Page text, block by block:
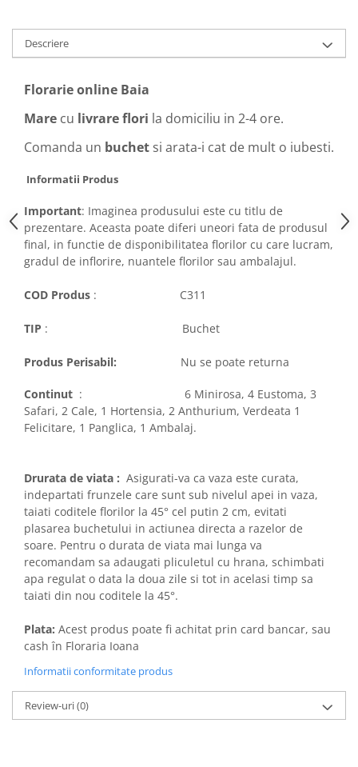
Descriere
Florarie online Baia
Mare cu livrare flori la domiciliu in 2-4 ore.
Comanda un buchet si arata-i cat de mult o iubesti.
Informatii Produs
Important: Imaginea produsului este cu titlu de
prezentare. Aceasta poate diferi uneori fata de produsul
final, in functie de disponibilitatea florilor cu care lucram,
gradul de inflorire, nuantele florilor sau ambalajul.
COD Produs : C311
TIP : Buchet
Produs Perisabil: Nu se poate returna
Continut : 6 Minirosa, 4 Eustoma, 3
Safari, 2 Cale, 1 Hortensia, 2 Anthurium, Verdeata 1
Felicitare, 1 Panglica, 1 Ambalaj.
Drurata de viata : Asigurati-va ca vaza este curata,
indepartati frunzele care sunt sub nivelul apei in vaza,
taiati coditele florilor la 45° cel putin 2 cm, evitati
plasarea buchetului in actiunea directa a razelor de
soare. Pentru o durata de viata mai lunga va
recomandam sa adaugati pliculetul cu hrana, schimbati
apa regulat o data la doua zile si tot in acelasi timp sa
taiati din nou coditele la 45°.
Plata: Acest produs poate fi achitat prin card bancar, sau
cash în Floraria Ioana
Informatii conformitate produs
Review-uri(0)